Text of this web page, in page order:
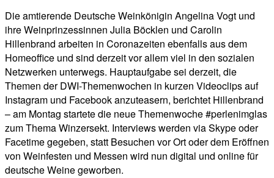
Die amtierende Deutsche Weinkönigin Angelina Vogt und
ihre Weinprinzessinnen Julia Böcklen und Carolin
Hillenbrand arbeiten in Coronazeiten ebenfalls aus dem
Homeoffice und sind derzeit vor allem viel in den sozialen
Netzwerken unterwegs. Hauptaufgabe sei derzeit, die
Themen der DWI-Themenwochen in kurzen Videoclips auf
Instagram und Facebook anzuteasern, berichtet Hillenbrand
– am Montag startete die neue Themenwoche #perlenimglas
zum Thema Winzersekt. Interviews werden via Skype oder
Facetime gegeben, statt Besuchen vor Ort oder dem Eröffnen
von Weinfesten und Messen wird nun digital und online für
deutsche Weine geworben.